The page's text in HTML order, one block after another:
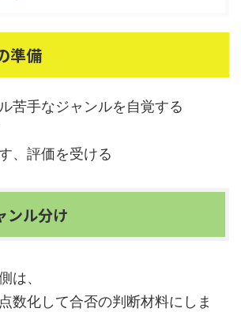
準備
苦手なジャンルを自覚する
、評価を受ける
ンル分け
は、
数化して合否の判断材料にしま